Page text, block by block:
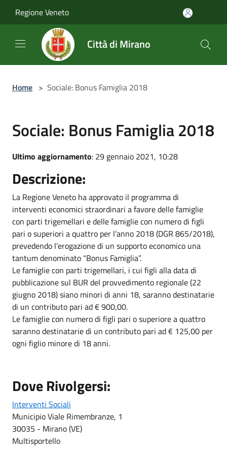
Regione Veneto
Città di Mirano
Home > Sociale: Bonus Famiglia 2018
Sociale: Bonus Famiglia 2018
Ultimo aggiornamento: 29 gennaio 2021, 10:28
Descrizione:
La Regione Veneto ha approvato il programma di
interventi economici straordinari a favore delle famiglie
con parti trigemellari e delle famiglie con numero di figli
pari o superiori a quattro per l’anno 2018 (DGR 865/2018),
prevedendo l’erogazione di un supporto economico una
tantum denominato “Bonus Famiglia”.
Le famiglie con parti trigemellari, i cui figli alla data di
pubblicazione sul BUR del provvedimento regionale (22
giugno 2018) siano minori di anni 18, saranno destinatarie
di un contributo pari ad € 900,00.
Le famiglie con numero di figli pari o superiore a quattro
saranno destinatarie di un contributo pari ad € 125,00 per
ogni figlio minore di 18 anni.
Dove Rivolgersi:
Interventi Sociali
Municipio Viale Rimembranze, 1
30035 - Mirano (VE)
Multisportello